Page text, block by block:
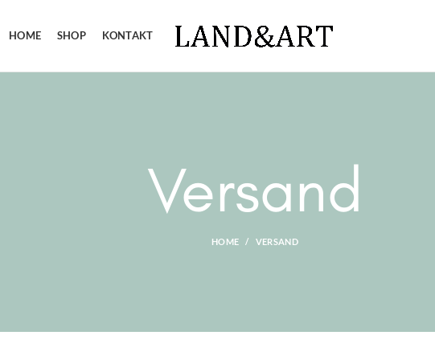
HOME SHOP KONTAKT
Versand
HOME VERSAND